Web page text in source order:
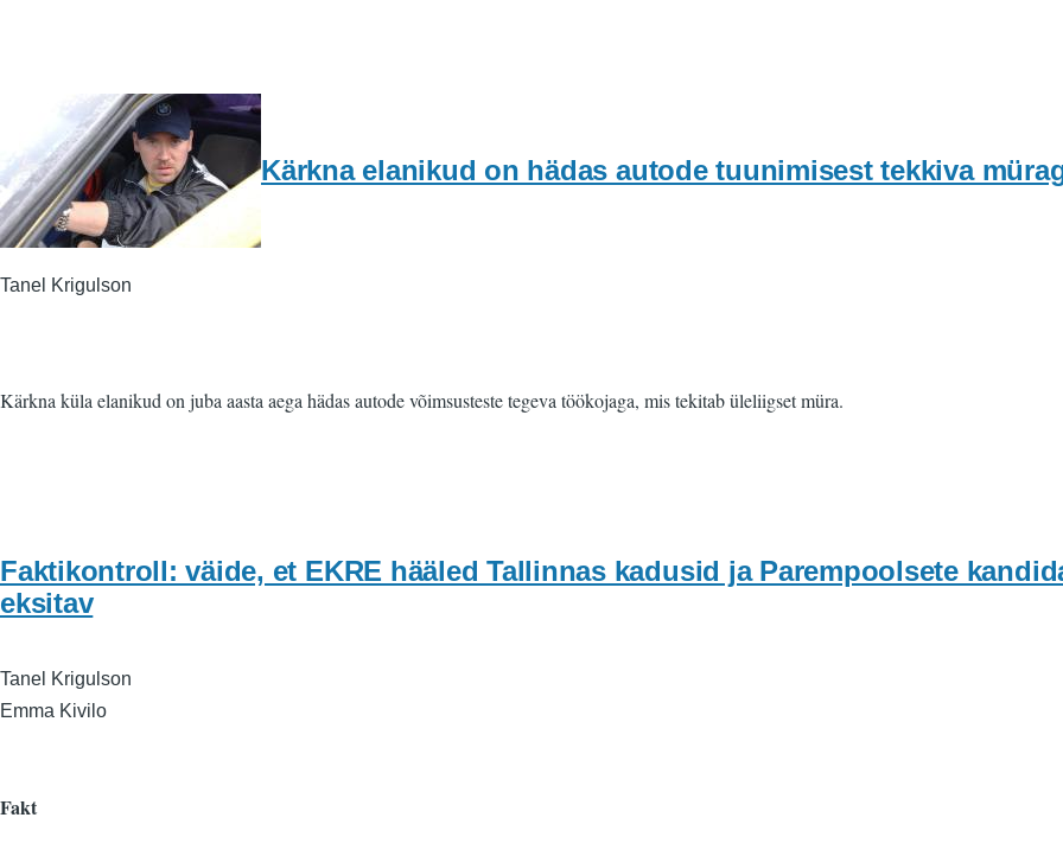
Kärkna elanikud on hädas autode tuunimisest tekkiva
Tanel Krigulson
Kärkna küla elanikud on juba aasta aega hädas autode võimsusteste tegeva töökojaga, mis tekitab üleliigset müra.
Faktikontroll: väide, et EKRE hääled Tallinnas kadusid ja Parempoolsete
eksitav
Tanel Krigulson
Emma Kivilo
Fakt